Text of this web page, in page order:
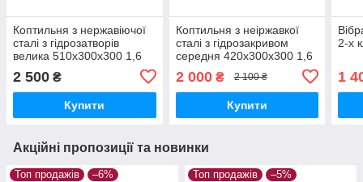
Коптильня з нержавіючої
сталі з гідрозатворів
велика 510х300х300 1,6
2 500 ₴
Купити
Коптильня з неіржавкої
сталі з гідрозакривом
середня 420х300х300 1,6
2 000₴ 2 100 ₴
Купити
2-х
1
Акційні пропозиції та новинки
Топ продажів –6% Топ продажів –5%